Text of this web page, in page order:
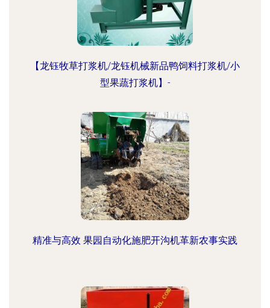
【龙钰牧草打浆机/龙钰机械新品鸭饲料打浆机/小
型果蔬打浆机】-
精准与高效 果园自动化施肥开沟机革新农事实践